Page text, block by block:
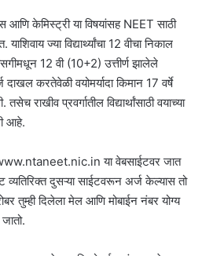
आणि केमिस्ट्री या विषयांसह NEET साठी
ज्या विद्यार्थ्यांचा 12 वीचा निकाल
12 वी (10+2) उत्तीर्ण झालेले
करतेवेळी वयोमर्यादा किमान 17 वर्षे
राखीव प्रवर्गातील विद्यार्थांसाठी वयाच्या
आहे.
या वेबसाईटवर जात
दुसऱ्या साईटवरून अर्ज केल्यास तो
तुम्ही दिलेला मेल आणि मोबाईन नंबर योग्य